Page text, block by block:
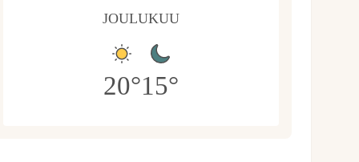
JOULUKUU
20°15°